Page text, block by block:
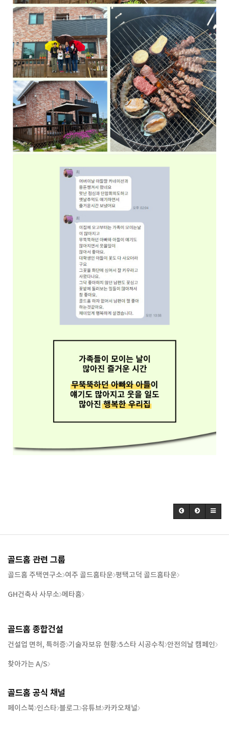
골드홈 관련 그룹
골드홈 주택연구소 여주 골드홈타운 평택고덕 골드홈타운
GH건축사 사무소 메타홈
골드홈 종합건설
건설업 면허, 특허증 기술자보유 현황 5스타 시공수칙 안전의날 캠페인
찾아가는 A/S
골드홈 공식 채널
페이스북 인스타 블로그 유튜브 카카오채널